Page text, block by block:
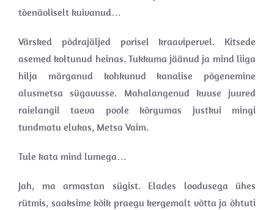
tõenäoliselt kuivanud…
Värsked põdrajäljed porisel kraavipervel. Kitsede
asemed koltunud heinas. Tukkuma jäänud ja mind liiga
hilja märganud kohkunud kanalise põgenemine
alusmetsa sügavusse. Mahalangenud kuuse juured
raielangil taeva poole kõrgumas justkui mingi
tundmatu elukas, Metsa Vaim.
Tule kata mind lumega…
Jah, ma armastan sügist. Elades loodusega ühes
rütmis, saaksime kõik praegu kergemalt võtta ja õhtuti